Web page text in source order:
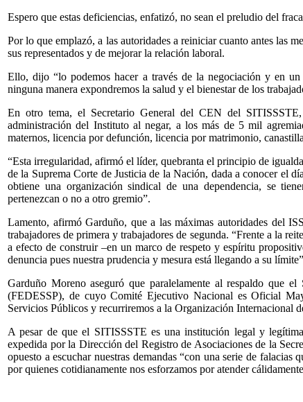
Espero que estas deficiencias, enfatizó, no sean el preludio del
Por lo que emplazó, a las autoridades a reiniciar cuanto antes las
sus representados y de mejorar la relación laboral.
Ello, dijo “lo podemos hacer a través de la negociación y en
ninguna manera expondremos la salud y el bienestar de los
En otro tema, el Secretario General del CEN del
administración del Instituto al negar, a los más de 5 mil
maternos, licencia por defunción, licencia por matrimonio,
“Esta irregularidad, afirmó el líder, quebranta el principio de
de la Suprema Corte de Justicia de la Nación, dada a conocer el
obtiene una organización sindical de una dependencia, se
pertenezcan o no a otro gremio”.
Lamento, afirmó Garduño, que a las máximas autoridades del
trabajadores de primera y trabajadores de segunda. “Frente a la
a efecto de construir –en un marco de respeto y espíritu
denuncia pues nuestra prudencia y mesura está llegando a su
Garduño Moreno aseguró que paralelamente al respaldo que
(FEDESSP), de cuyo Comité Ejecutivo Nacional es Oficial
Servicios Públicos y recurriremos a la Organización Internacional
A pesar de que el SITISSSTE es una institución legal y
expedida por la Dirección del Registro de Asociaciones de la
opuesto a escuchar nuestras demandas “con una serie de
por quienes cotidianamente nos esforzamos por atender